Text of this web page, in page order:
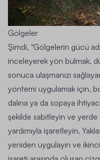
Gölgeler
Şimdi, “Gölgelerin gücü
inceleyerek yön bulmak,
sonuca ulaşmanızı
yöntemi uygulamak için,
dalına ya da sopaya
şekilde sabitleyin ve
yardımıyla işaretleyin.
yeniden uygulayın ve